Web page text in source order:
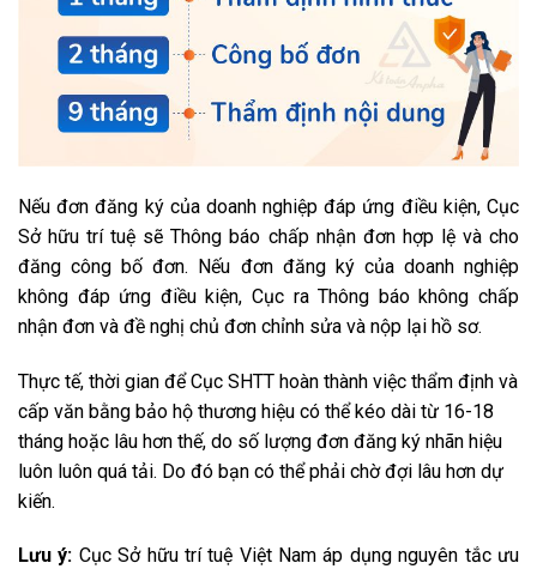
Nếu đơn đăng ký của doanh nghiệp đáp ứng điều kiện, Cục
Sở hữu trí tuệ sẽ Thông báo chấp nhận đơn hợp lệ và cho
đăng công bố đơn. Nếu đơn đăng ký của doanh nghiệp
không đáp ứng điều kiện, Cục ra Thông báo không chấp
nhận đơn và đề nghị chủ đơn chỉnh sửa và nộp lại hồ sơ.
Thực tế, thời gian để Cục SHTT hoàn thành việc thẩm định và
cấp văn bằng bảo hộ thương hiệu có thể kéo dài từ 16-18
tháng hoặc lâu hơn thế, do số lượng đơn đăng ký nhãn hiệu
luôn luôn quá tải. Do đó bạn có thể phải chờ đợi lâu hơn dự
kiến.
Lưu ý: Cục Sở hữu trí tuệ Việt Nam áp dụng nguyên tắc ưu